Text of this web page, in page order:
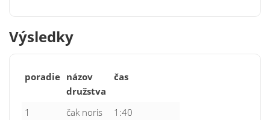
Výsledky
poradie názov
družstva
čas
1
čak noris
1:40